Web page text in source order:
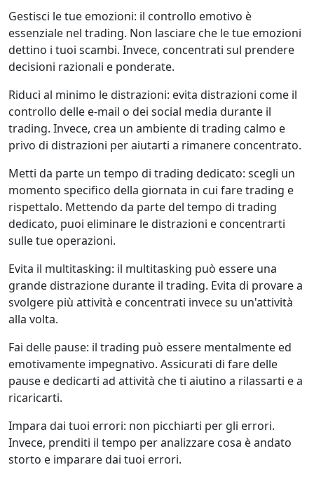
Gestisci le tue emozioni: il controllo emotivo è
essenziale nel trading. Non lasciare che le tue emozioni
dettino i tuoi scambi. Invece, concentrati sul prendere
decisioni razionali e ponderate.
Riduci al minimo le distrazioni: evita distrazioni come il
controllo delle e-mail o dei social media durante il
trading. Invece, crea un ambiente di trading calmo e
privo di distrazioni per aiutarti a rimanere concentrato.
Metti da parte un tempo di trading dedicato: scegli un
momento specifico della giornata in cui fare trading e
rispettalo. Mettendo da parte del tempo di trading
dedicato, puoi eliminare le distrazioni e concentrarti
sulle tue operazioni.
Evita il multitasking: il multitasking può essere una
grande distrazione durante il trading. Evita di provare a
svolgere più attività e concentrati invece su un'attività
alla volta.
Fai delle pause: il trading può essere mentalmente ed
emotivamente impegnativo. Assicurati di fare delle
pause e dedicarti ad attività che ti aiutino a rilassarti e a
ricaricarti.
Impara dai tuoi errori: non picchiarti per gli errori.
Invece, prenditi il tempo per analizzare cosa è andato
storto e imparare dai tuoi errori.